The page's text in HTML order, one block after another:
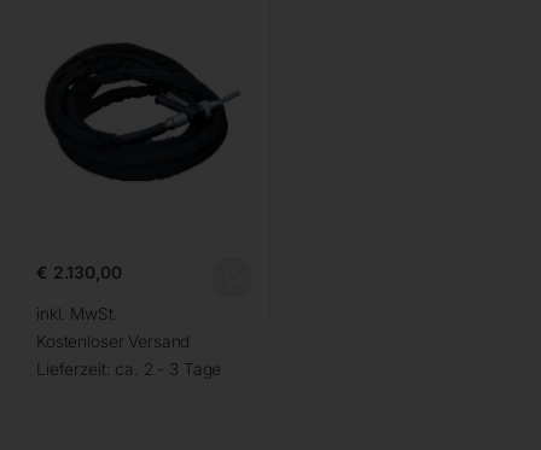
€ 2.130,00
inkl. MwSt.
Kostenloser Versand
Lieferzeit: ca. 2 - 3 Tage